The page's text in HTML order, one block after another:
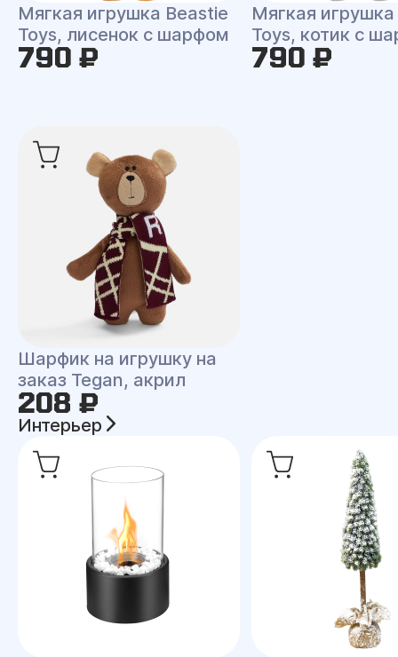
Мягкая игрушка Beastie
Toys, лисенок с шарфом
790 ₽
Мягкая
Toys, котик с
790 ₽
Шарфик на игрушку на
заказ Tegan, акрил
208 ₽
Интерьер